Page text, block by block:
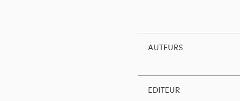
AUTEURS
EDITEUR